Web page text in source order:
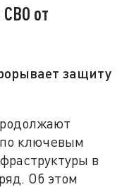
СВО от
защиту
ключевым
в
Об этом